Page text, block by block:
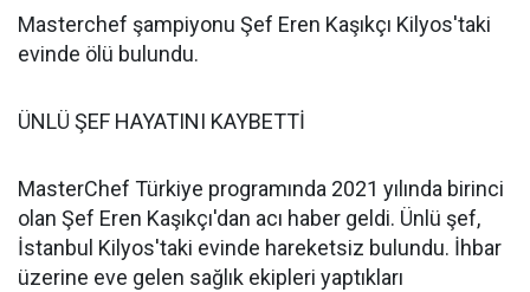
Masterchef şampiyonu Şef Eren Kaşıkçı Kilyos'taki
evinde ölü bulundu.
ÜNLÜ ŞEF HAYATINI KAYBETTİ
MasterChef Türkiye programında 2021 yılında birinci
olan Şef Eren Kaşıkçı'dan acı haber geldi. Ünlü şef,
İstanbul Kilyos'taki evinde hareketsiz bulundu. İhbar
üzerine eve gelen sağlık ekipleri yaptıkları